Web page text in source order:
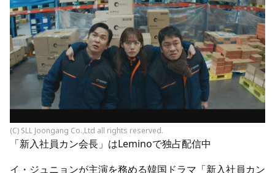
(C) SLL Joongang Co.,Ltd all rights reserved.
「新入社員カン会長」はLeminoで独占配信中
イ・ジュニョンが主演を務める韓国ドラマ「新入社員カン